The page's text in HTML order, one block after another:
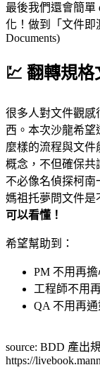
最後我們還會簡單
化！做到「文件即
Documents)
💹 翻轉規
很多人對文件觀感
西。本次沙龍希望
麼樣的流程與文
概念，不但確保共
不必像名偵探柯南
媽祖托夢問文件是
可以看懂！
希望幫助到：
PM 不用再
工程師不用
QA 不用再
source: BDD 產出
https://